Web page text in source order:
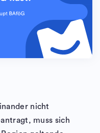
nicht
muss sich